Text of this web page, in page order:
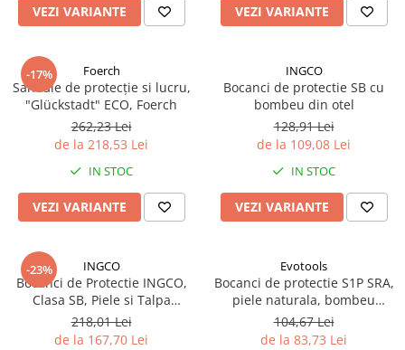
Lampi numar Inmatriculare
Lampi Fata cu Bec & Semnalizare
Lampi Fata LED & Semnalizare
Lampi Spate cu Bec & Triple
Lampi Spate LED & Triple
Proiectoare de lucru si marsarier
Off Road
Proiectoare Full LED
Proiectoare Halogen plus LED
Dispozitive Avertizare
VEZI VARIANTE VEZI VARIANTE
-17% Foerch
Sandale de protecție si lucru,
"Glückstadt" ECO, Foerch
262,23 Lei
de la 218,53 Lei
IN STOC
VEZI VARIANTE
INGCO
Bocanci de protectie SB cu
bombeu din otel
128,91 Lei
de la 109,08 Lei
IN STOC
VEZI VARIANTE
-23% INGCO
Bocanci de Protectie INGCO,
Clasa SB, Piele si Talpa
EVA/Cauciuc, Rezistenti la Ulei
218,01 Lei
de la 167,70 Lei
Evotools
Bocanci de protectie S1P SRA,
piele naturala, bombeu
metalic, talpa antistatica
104,67 Lei
de la 83,73 Lei